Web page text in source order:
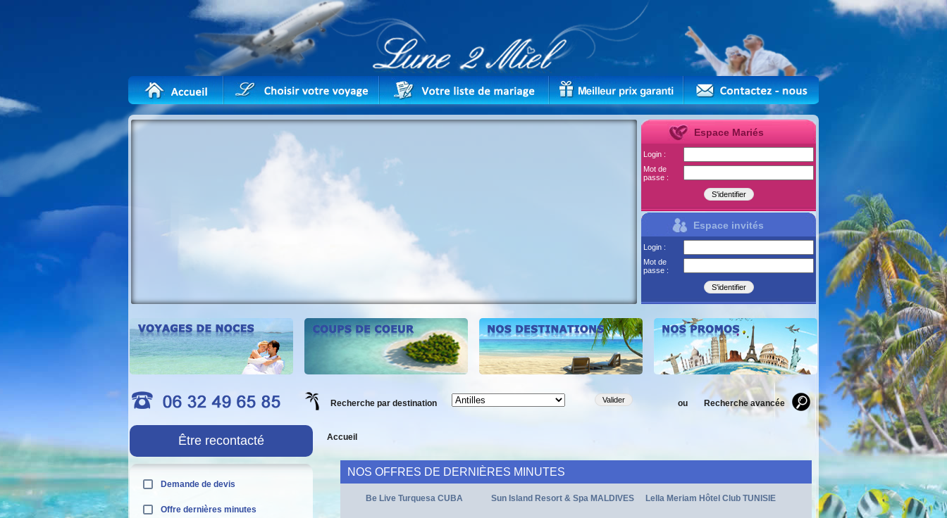
Espace Mariés
Login :
Mot de
passe :
Espace invités
Login :
Mot de
passe :
Recherche par destination ou Recherche avancée
Être recontacté
Demande de devis
Offre dernières minutes
Accueil
NOS OFFRES DE DERNIÈRES MINUTES
Be Live Turquesa CUBA Sun Island Resort & Spa MALDIVES Lella Meriam Hôtel Club TUNISIE